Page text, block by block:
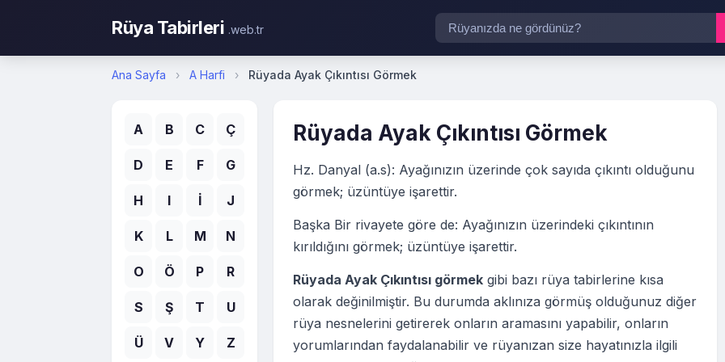
Rüya Tabirleri .web.tr
Ana Sayfa › A Harfi › Rüyada Ayak Çıkıntısı Görmek
A B C Ç
D E F G
H I İ J
K L M N
O Ö P R
S Ş T U
Ü V Y Z
Rüyada Ayak Çıkıntısı Görmek
Hz. Danyal (a.s): Ayağınızın üzerinde çok sayıda çıkıntı olduğunu
görmek; üzüntüye işarettir.
Başka Bir rivayete göre de: Ayağınızın üzerindeki çıkıntının
kırıldığını görmek; üzüntüye işarettir.
Rüyada Ayak Çıkıntısı görmek gibi bazı rüya tabirlerine kısa
olarak değinilmiştir. Bu durumda aklınıza görmüş olduğunuz diğer
rüya nesnelerini getirerek onların aramasını yapabilir, onların
yorumlarından faydalanabilir ve rüyanızan size hayatınızla ilgili